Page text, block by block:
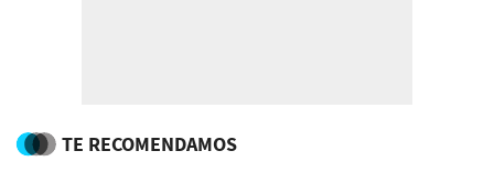
TE RECOMENDAMOS